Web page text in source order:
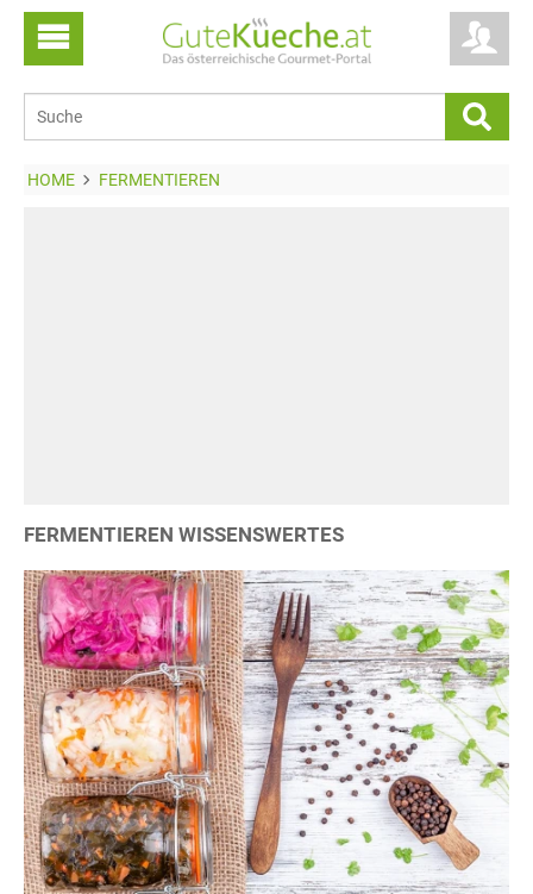
HOME FERMENTIEREN
FERMENTIEREN WISSENSWERTES